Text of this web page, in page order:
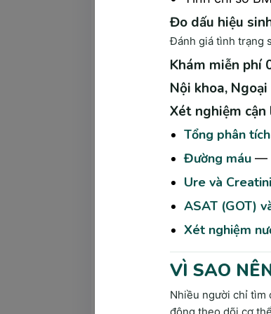
Đo huyết áp,
Huyết áp là
vấn đề về tuần
Cân nặng và chiều
hay suy dinh dưỡng
bao gồm các bệnh lý
Đo dấu hiệu
Đánh giá tình trạng
Khám miễn phí
Nội khoa,
Xét nghiệm
Tổng phân
Đường máu —
Ure và
ASAT (GOT)
Xét nghiệm
VÌ SAO
Nhiều người chỉ tìm